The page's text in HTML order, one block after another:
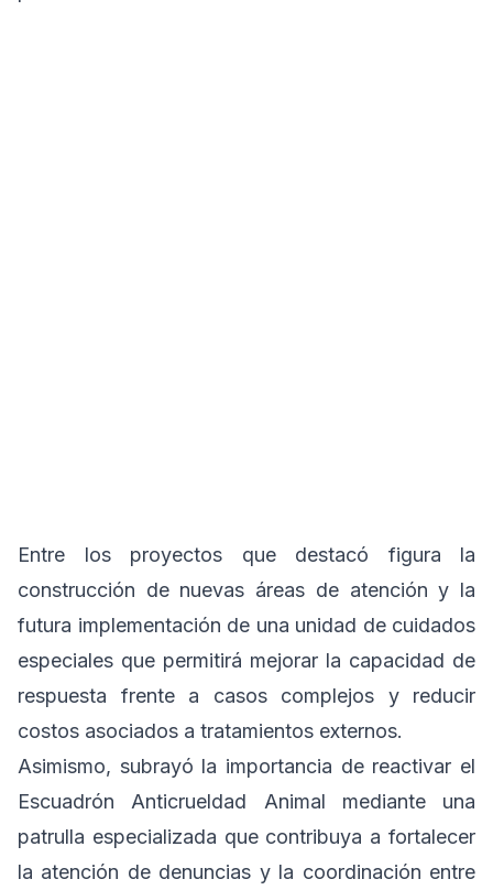
Entre los proyectos que destacó figura la
construcción de nuevas áreas de atención y la
futura implementación de una unidad de cuidados
especiales que permitirá mejorar la capacidad de
respuesta frente a casos complejos y reducir
costos asociados a tratamientos externos.
Asimismo, subrayó la importancia de reactivar el
Escuadrón Anticrueldad Animal mediante una
patrulla especializada que contribuya a fortalecer
la atención de denuncias y la coordinación entre